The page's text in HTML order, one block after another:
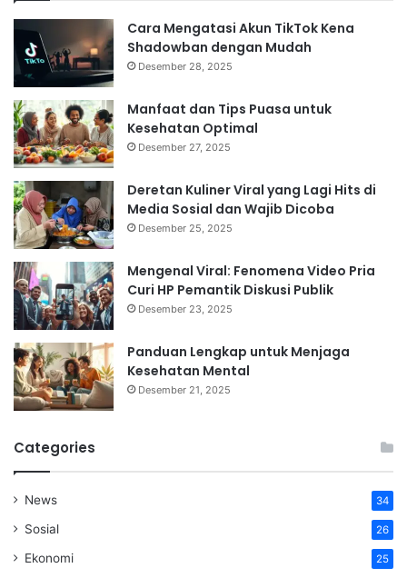
Cara Mengatasi Akun TikTok Kena
Shadowban dengan Mudah
Desember 28, 2025
Manfaat dan Tips Puasa untuk
Kesehatan Optimal
Desember 27, 2025
Deretan Kuliner Viral yang Lagi Hits di
Media Sosial dan Wajib Dicoba
Desember 25, 2025
Mengenal Viral: Fenomena Video Pria
Curi HP Pemantik Diskusi Publik
Desember 23, 2025
Panduan Lengkap untuk Menjaga
Kesehatan Mental
Desember 21, 2025
Categories
News 34
Sosial 26
Ekonomi 25